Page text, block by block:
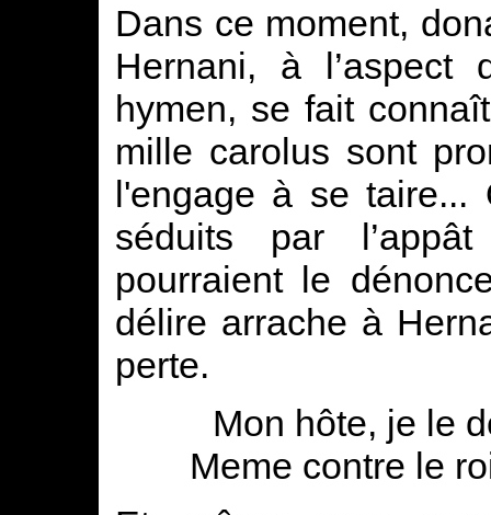
Dans ce moment,
Hernani, à l’aspect
hymen, se fait
mille carolus sont
l'engage à se taire...
séduits par
pourraient le
délire arrache à
perte.
Mon hôte, je le
Meme contre le